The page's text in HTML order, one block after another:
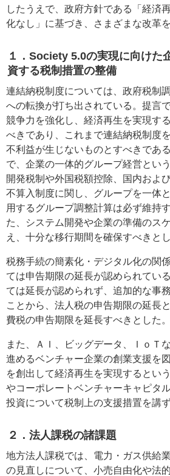
したうえで、政府方針である「経済
化なし」に基づき、さまざまな改革
１．Society 5.0の実現に向けた
資する税制措置の整備
連結納税制度については、政府税制
への転換が打ち出されている。提言
競争力を強化し、経済再生を実現す
べきであり、これまで連結納税制度
不利益が生じないものとすべきであ
で、企業の一体的グループ経営とい
開発税制や外国税額控除、国内およ
不算入制度に関し、グループを一体
用するグループ調整計算は必ず維持
た、システム開発や企業の準備のス
え、十分な移行期間を確保すべきとし
税務手続の簡素化・デジタル化の関
ては申告期限の延長が認められてい
ては延長が認められず、追加的な事
ことから、法人税の申告期限の延長
費税の申告期限を延長すべきとした。
また、ＡＩ、ビッグデータ、ＩｏＴ
進めるベンチャー企業の創業支援を
を創出して経済再生を実現するとい
やコーポレートベンチャーキャピタ
投資について税制上の支援措置を講
２．法人課税の諸課題
地方法人課税では、電力・ガス供給
の見直しについて、小売自由化や法